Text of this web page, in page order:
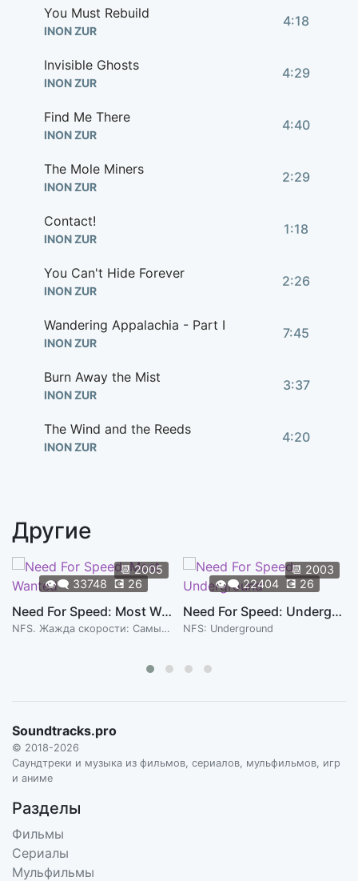
You Must Rebuild
INON ZUR
4:18
Invisible Ghosts
INON ZUR
4:29
Find Me There
INON ZUR
4:40
The Mole Miners
INON ZUR
2:29
Contact!
INON ZUR
1:18
You Can't Hide Forever
INON ZUR
2:26
Wandering Appalachia - Part I
INON ZUR
7:45
Burn Away the Mist
INON ZUR
3:37
The Wind and the Reeds
INON ZUR
4:20
Blackwater
Pest Control 1:12
Facing Myths
Gather Around the C.a.M.P. Fire
INON ZUR
INON ZUR
INON ZUR
Другие
📆2005
👁️‍🗨️ 33748 💽 26
Need For Speed: Most Wanted
NFS. Жажда скорости: Самый разыскиваемый
📆 2003
👁️‍🗨️22404 💽 26
Need For Speed: Underground
NFS: Underground
Soundtracks.pro
© 2018-2026
Саундтреки и музыка из фильмов, сериалов, мульфильмов, игр
и аниме
Разделы
Фильмы
Сериалы
Мульфильмы